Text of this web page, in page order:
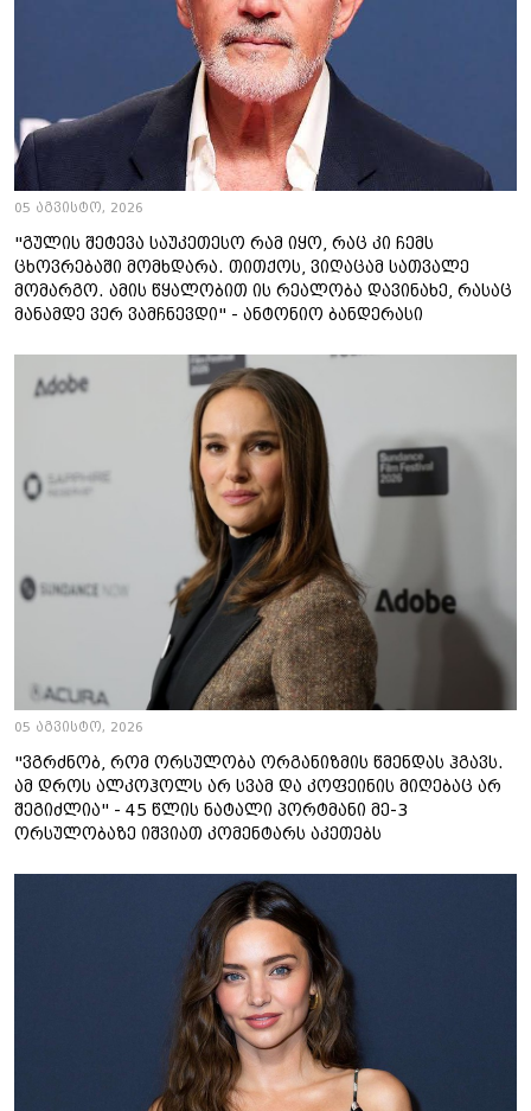
05 აგვისტო, 2026
"გულის შეტევა საუკეთესო რამ იყო, რაც კი ჩემს
ცხოვრებაში მომხდარა. თითქოს, ვიღაცამ სათვალე
მომარგო. ამის წყალობით ის რეალობა დავინახე, რასაც
მანამდე ვერ ვამჩნევდი" - ანტონიო ბანდერასი
05 აგვისტო, 2026
"ვგრძნობ, რომ ორსულობა ორგანიზმის წმენდას ჰგავს.
ამ დროს ალკოჰოლს არ სვამ და კოფეინის მიღებაც არ
შეგიძლია" - 45 წლის ნატალი პორტმანი მე-3
ორსულობაზე იშვიათ კომენტარს აკეთებს